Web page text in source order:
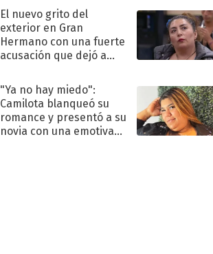
terapéutico"
El nuevo grito del
exterior en Gran
Hermano con una fuerte
acusación que dejó a
"Traidora"
"Ya no hay miedo":
Camilota blanqueó su
romance y presentó a su
novia con una emotiva